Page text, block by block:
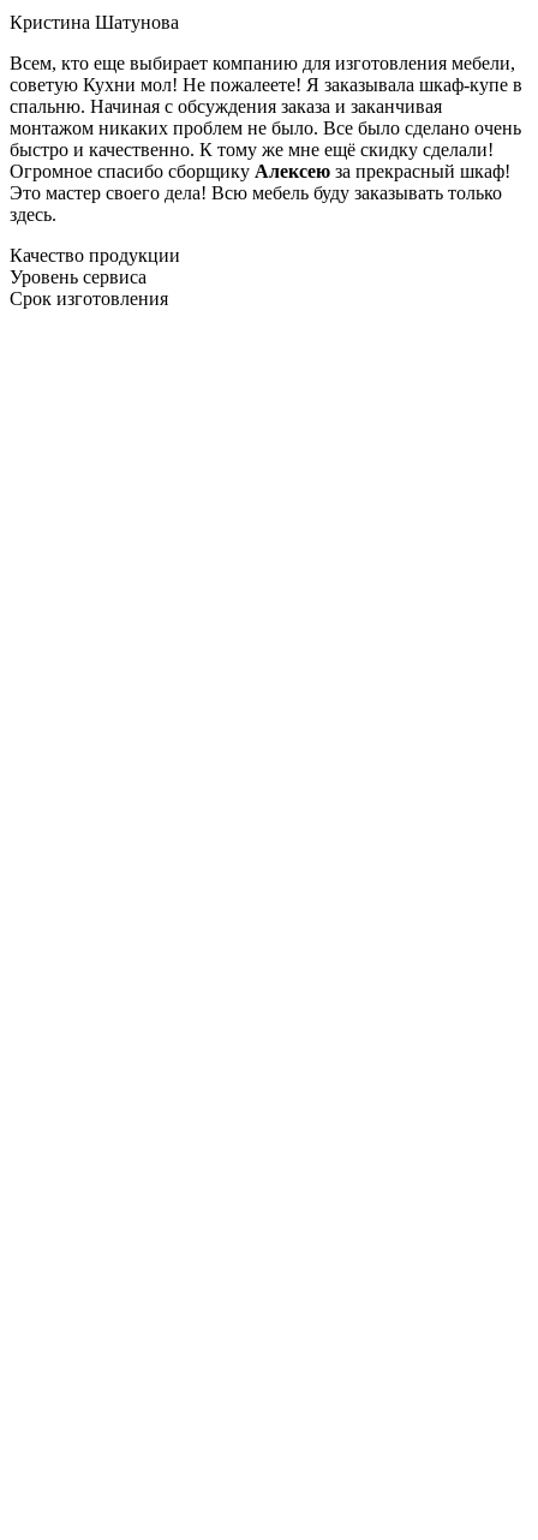
Кристина Шатунова
Всем, кто еще выбирает компанию для изготовления мебели,
советую Кухни мол! Не пожалеете! Я заказывала шкаф-купе в
спальню. Начиная с обсуждения заказа и заканчивая
монтажом никаких проблем не было. Все было сделано очень
быстро и качественно. К тому же мне ещё скидку сделали!
Огромное спасибо сборщику Алексею за прекрасный шкаф!
Это мастер своего дела! Всю мебель буду заказывать только
здесь.
Качество продукции
Уровень сервиса
Срок изготовления